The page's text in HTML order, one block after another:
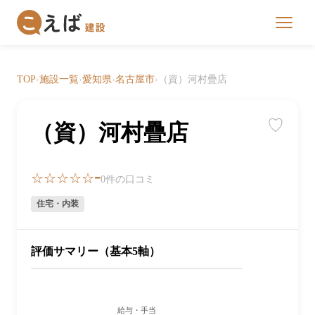
TOP›施設一覧›愛知県›名古屋市› （資）河村疊店
（資）河村疊店 ♡
☆☆☆☆☆-0件の口コミ
住宅・内装
評価サマリー（基本5軸）
給与・手当